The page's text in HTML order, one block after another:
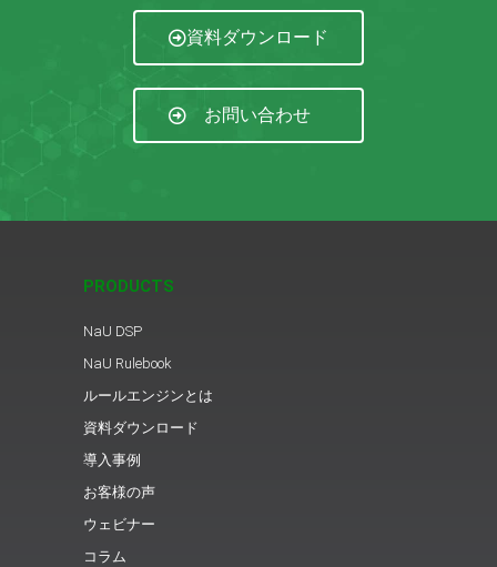
資料ダウンロード
お問い合わせ
PRODUCTS
NaU DSP
NaU Rulebook
ルールエンジンとは
資料ダウンロード
導入事例
お客様の声
ウェビナー
コラム